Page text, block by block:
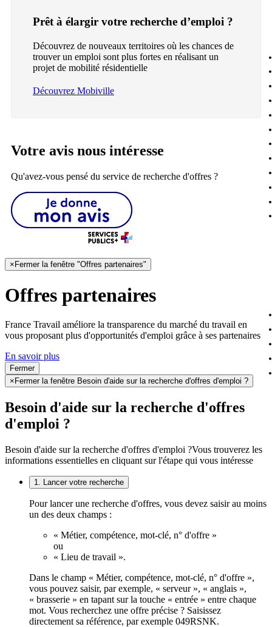
Prêt à élargir votre recherche d’emploi ?
Découvrez de nouveaux territoires où les chances de
trouver un emploi sont plus fortes en réalisant un
projet de mobilité résidentielle
Découvrez Mobiville
Votre avis nous intéresse
Qu'avez-vous pensé du service de recherche d'offres ?
× Fermer la fenêtre "Offres partenaires"
Offres partenaires
France Travail améliore la transparence du marché du travail en
vous proposant plus d'opportunités d'emploi grâce à ses partenaires
En savoir plus
Fermer
× Fermer la fenêtre Besoin d'aide sur la recherche d'offres d'emploi ?
Besoin d'aide sur la recherche d'offres
d'emploi ?
Besoin d'aide sur la recherche d'offres d'emploi ?Vous trouverez les
informations essentielles en cliquant sur l'étape qui vous intéresse
1. Lancer votre recherche
Pour lancer une recherche d'offres, vous devez saisir au moins
un des deux champs :
« Métier, compétence, mot-clé, n° d'offre »
ou
« Lieu de travail ».
Dans le champ « Métier, compétence, mot-clé, n° d'offre »,
vous pouvez saisir, par exemple, « serveur », « anglais »,
« brasserie » en tapant sur la touche « entrée » entre chaque
mot. Vous recherchez une offre précise ? Saisissez
directement sa référence, par exemple 049RSNK.